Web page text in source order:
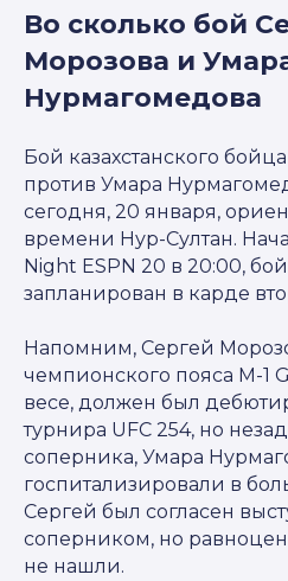
Во сколько бой
Морозова и
Нурмагомедова
Бой казахстанского
против Умара
сегодня, 20 января,
времени Нур-Султан.
Night ESPN 20 в 20:00,
запланирован в карде
Напомним, Сергей
чемпионского пояса M-1
весе, должен был
турнира UFC 254, но
соперника, Умара
госпитализировали в
Сергей был согласен
соперником, но
не нашли.